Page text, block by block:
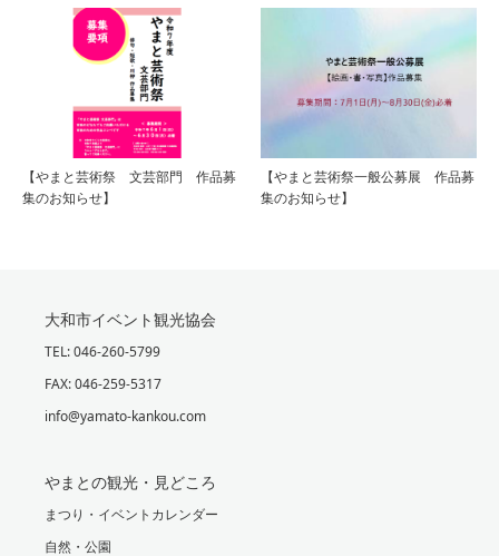
【やまと芸術祭 文芸部門 作品募
集のお知らせ】
【やまと芸術祭一般公募展 作品募
集のお知らせ】
大和市イベント観光協会
TEL: 046-260-5799
FAX: 046-259-5317
info@yamato-kankou.com
やまとの観光・見どころ
まつり・イベントカレンダー
自然・公園